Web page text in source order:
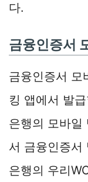
다.
금융인증서
금융인증서 모
킹 앱에서 발
은행의 모바일
서 금융인증서
은행의 우리